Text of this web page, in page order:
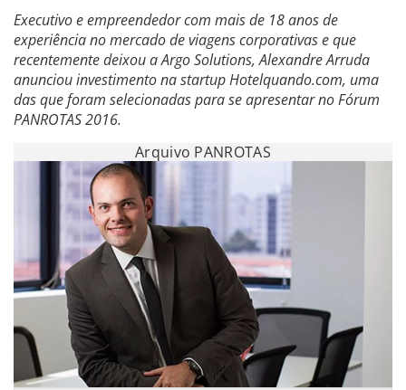
Executivo e empreendedor com mais de 18 anos de
experiência no mercado de viagens corporativas e que
recentemente deixou a Argo Solutions, Alexandre Arruda
anunciou investimento na startup Hotelquando.com, uma
das que foram selecionadas para se apresentar no Fórum
PANROTAS 2016.
Arquivo PANROTAS